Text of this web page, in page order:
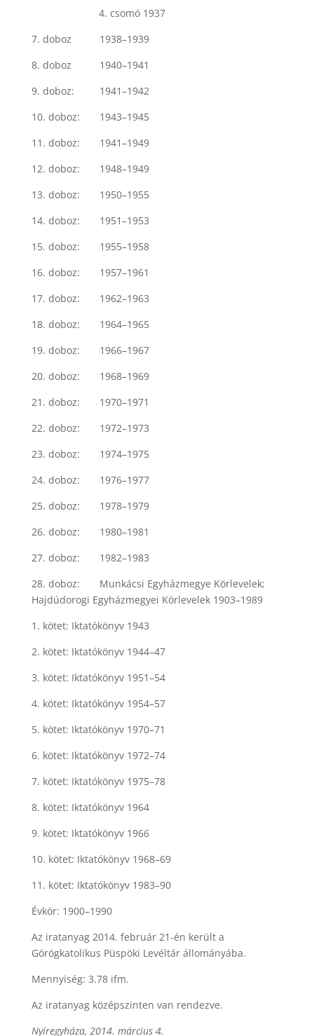
4. csomó 1937
7. doboz 1938–1939
8. doboz 1940–1941
9. doboz: 1941–1942
10. doboz: 1943–1945
11. doboz: 1941–1949
12. doboz: 1948–1949
13. doboz: 1950–1955
14. doboz: 1951–1953
15. doboz: 1955–1958
16. doboz: 1957–1961
17. doboz: 1962–1963
18. doboz: 1964–1965
19. doboz: 1966–1967
20. doboz: 1968–1969
21. doboz: 1970–1971
22. doboz: 1972–1973
23. doboz: 1974–1975
24. doboz: 1976–1977
25. doboz: 1978–1979
26. doboz: 1980–1981
27. doboz: 1982–1983
28. doboz: Munkácsi Egyházmegye Körlevelek;
Hajdúdorogi Egyházmegyei Körlevelek 1903–1989
1. kötet: Iktatókönyv 1943
2. kötet: Iktatókönyv 1944–47
3. kötet: Iktatókönyv 1951–54
4. kötet: Iktatókönyv 1954–57
5. kötet: Iktatókönyv 1970–71
6. kötet: Iktatókönyv 1972–74
7. kötet: Iktatókönyv 1975–78
8. kötet: Iktatókönyv 1964
9. kötet: Iktatókönyv 1966
10. kötet: Iktatókönyv 1968–69
11. kötet: Iktatókönyv 1983–90
Évkör: 1900–1990
Az iratanyag 2014. február 21-én került a
Görögkatolikus Püspöki Levéltár állományába.
Mennyiség: 3.78 ifm.
Az iratanyag középszinten van rendezve.
Nyíregyháza, 2014. március 4.